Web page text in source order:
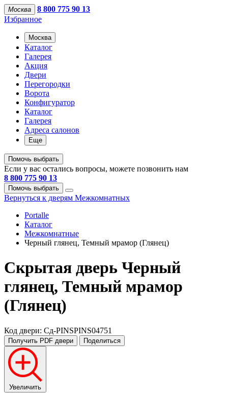
Москва
8 800 775 90 13
Избранное
Москва
Каталог
Галерея
Акция
Двери
Перегородки
Ворота
Конфигуратор
Каталог
Галерея
Адреса салонов
Еще
Помочь выбрать
Если у вас остались вопросы, можете позвонить нам
8 800 775 90 13
Помочь выбрать
Вернуться к дверям Межкомнатных
Portalle
Каталог
Межкомнатные
Черный глянец, Темный мрамор (Глянец)
Скрытая дверь Черный
глянец, Темный мрамор
(Глянец)
Код двери: Сд-PINSPINS04751
Получить PDF двери Поделиться
Увеличить